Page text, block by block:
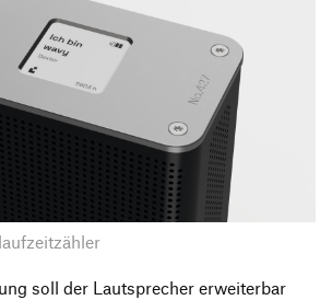
soll der Lautsprecher erweiterbar